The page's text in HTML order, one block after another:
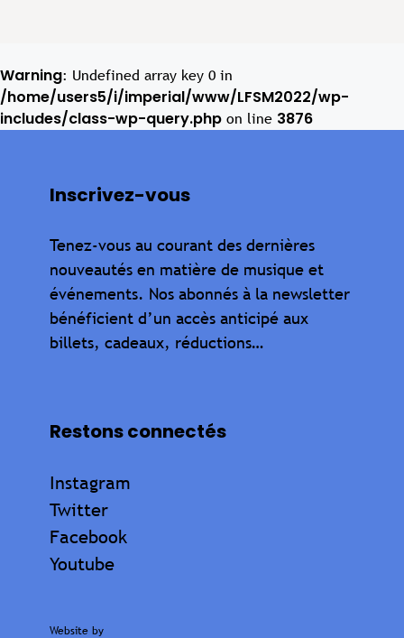
Warning: Undefined array key 0 in
/home/users5/i/imperial/www/LFSM2022/wp-
includes/class-wp-query.php on line 3876
Inscrivez-vous
Tenez-vous au courant des dernières
nouveautés en matière de musique et
événements. Nos abonnés à la newsletter
bénéficient d’un accès anticipé aux
billets, cadeaux, réductions…
Restons connectés
Instagram
Twitter
Facebook
Youtube
Website by